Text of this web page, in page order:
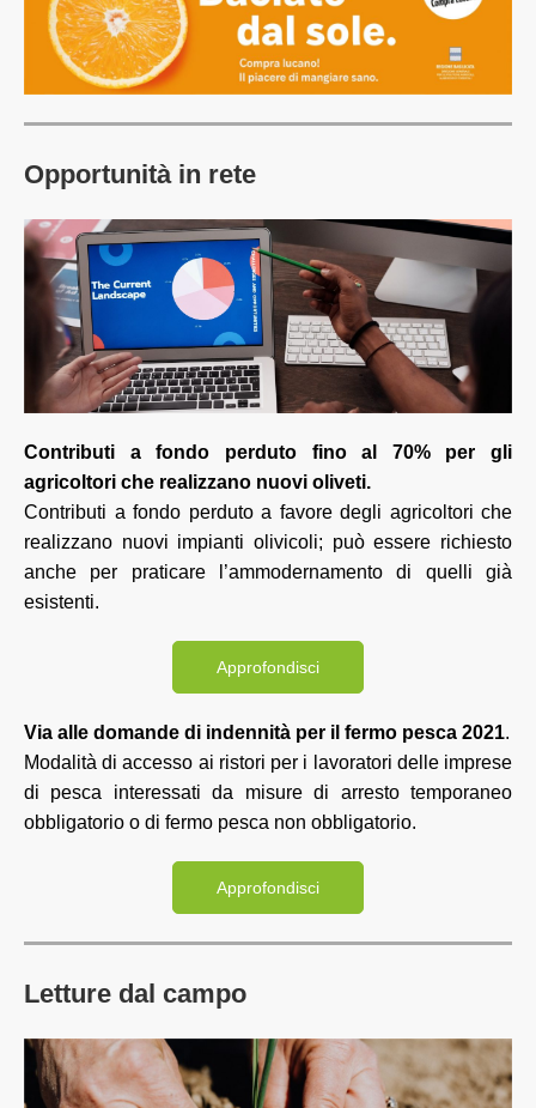
Opportunità in rete
Contributi a fondo perduto fino al 70% per gli
agricoltori che realizzano nuovi oliveti.
Contributi a fondo perduto a favore degli agricoltori che
realizzano nuovi impianti olivicoli; può essere richiesto
anche per praticare l’ammodernamento di quelli già
esistenti.
Approfondisci
Via alle domande di indennità per il fermo pesca 2021.
Modalità di accesso ai ristori per i lavoratori delle imprese
di pesca interessati da misure di arresto temporaneo
obbligatorio o di fermo pesca non obbligatorio.
Approfondisci
Letture dal campo